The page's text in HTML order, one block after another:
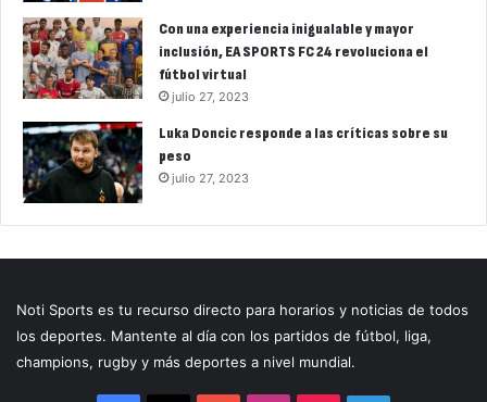
Con una experiencia inigualable y mayor
inclusión, EA SPORTS FC 24 revoluciona el
fútbol virtual
julio 27, 2023
Luka Doncic responde a las críticas sobre su
peso
julio 27, 2023
Noti Sports es tu recurso directo para horarios y noticias de todos
los deportes. Mantente al día con los partidos de fútbol, liga,
champions, rugby y más deportes a nivel mundial.